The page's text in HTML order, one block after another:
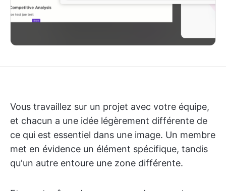
Vous travaillez sur un projet avec votre équipe,
et chacun a une idée légèrement différente de
ce qui est essentiel dans une image. Un membre
met en évidence un élément spécifique, tandis
qu'un autre entoure une zone différente.